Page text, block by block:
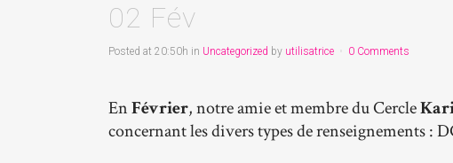
02 Fév
Posted at 20:50h in Uncategorized by utilisatrice 0 Comments
EnFévrier, notre amie et membre du Cercle
concernant les divers types de renseignements